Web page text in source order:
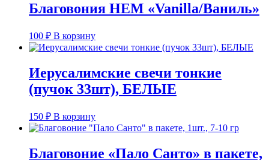
Благовония HEM «Vanilla/Ваниль»
100 ₽ В корзину
Иерусалимские свечи тонкие
(пучок 33шт), БЕЛЫЕ
150 ₽ В корзину
Благовоние «Пало Санто» в пакете,